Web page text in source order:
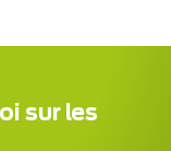
sur les